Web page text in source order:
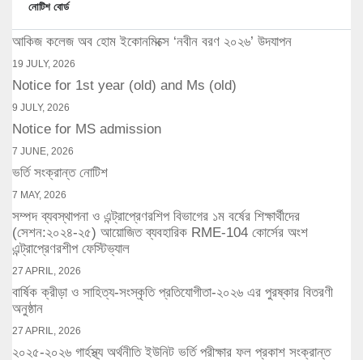
নোটিশ বোর্ড
আকিজ কলেজ অব হোম ইকোনমিক্সে ‘নবীন বরণ ২০২৬’ উদযাপন
19 JULY, 2026
Notice for 1st year (old) and Ms (old)
9 JULY, 2026
Notice for MS admission
7 JUNE, 2026
ভর্তি সংক্রান্ত নোটিশ
7 MAY, 2026
সম্পদ ব্যবস্থাপনা ও এন্ট্রাপ্রেণরশিপ বিভাগের ১ম বর্ষের শিক্ষার্থীদের
(সেশন:২০২৪-২৫) আয়োজিত ব্যবহারিক RME-104 কোর্সের অংশ
এন্ট্রাপ্রেণরশীপ ফেস্টিভ্যাল
27 APRIL, 2026
বার্ষিক ক্রীড়া ও সাহিত্য-সংস্কৃতি প্রতিযোগীতা-২০২৬ এর পুরষ্কার বিতরণী
অনুষ্ঠান
27 APRIL, 2026
২০২৫-২০২৬ গার্হস্থ্য অর্থনীতি ইউনিট ভর্তি পরীক্ষার ফল প্রকাশ সংক্রান্ত